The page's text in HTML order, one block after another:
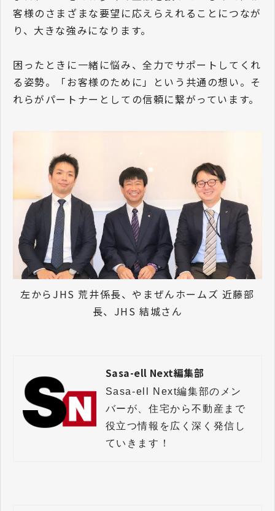
客様のさまざまな要望に応えらえれることにつなが
り、大きな強みになります。
困ったときに一緒に悩み、全力でサポートしてくれ
る姿勢。「お客様のために」という共通の想い。そ
れらがパートナーとしての信頼に繋がっています。
左からJHS 荒井係長、やまぜんホームズ 近藤部
長、JHS 結城さん
Sasa-ell Next編集部
Sasa-ell Next編集部のメン
バーが、住宅から不動産まで
役立つ情報を広く深く発信し